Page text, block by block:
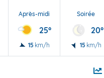
Après-midi
25°
15 km/h
Soirée
20°
15 km/h